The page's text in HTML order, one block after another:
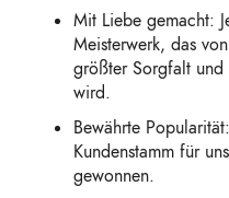
Mit Liebe gemacht:
Meisterwerk, das
größter Sorgfalt und
wird.
Bewährte
Kundenstamm für
gewonnen.